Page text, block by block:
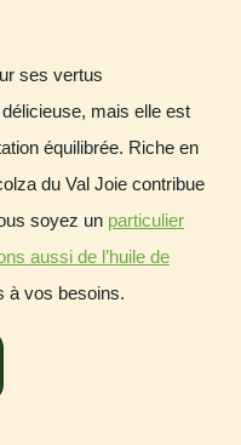
ses vertus
mais elle est
équilibrée. Riche en
du Val Joie contribue
soyez un particulier
aussi de l’huile de
à vos besoins.